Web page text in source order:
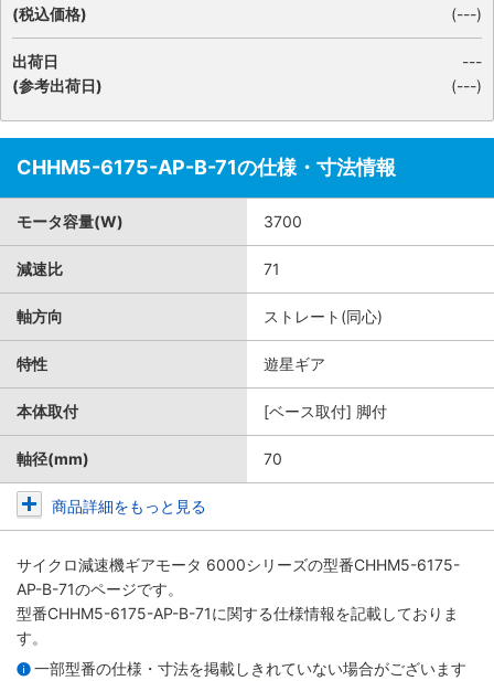
(税込価格)
(---)
出荷日
(参考出荷日)
---
(---)
CHHM5-6175-AP-B-71の仕様・寸法情報
モータ容量(W) 3700
減速比 71
軸方向 ストレート(同心)
特性 遊星ギア
本体取付 [ベース取付] 脚付
軸径(mm) 70
商品詳細をもっと見る
サイクロ減速機ギアモータ 6000シリーズの型番CHHM5-6175-
AP-B-71のページです。
型番CHHM5-6175-AP-B-71に関する仕様情報を記載しておりま
す。
一部型番の仕様・寸法を掲載しきれていない場合がございます